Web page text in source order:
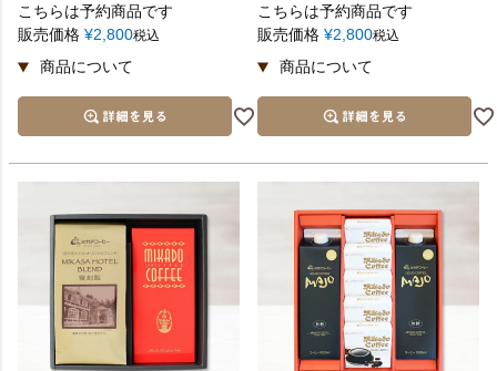
こちらは予約商品です
販売価格 ¥2,800税込
こちらは予約商品です
販売価格 ¥2,800税込